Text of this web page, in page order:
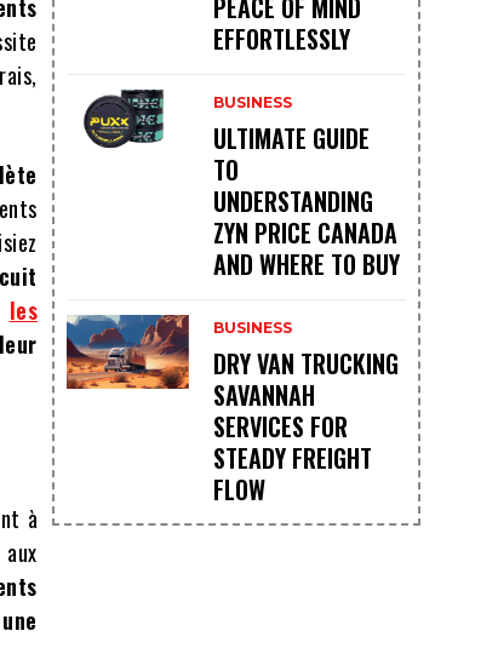
les
à
PEACE OF MIND
EFFORTLESSLY
BUSINESS
ULTIMATE GUIDE
TO
UNDERSTANDING
ZYN PRICE CANADA
AND WHERE TO BUY
BUSINESS
DRY VAN TRUCKING
SAVANNAH
SERVICES FOR
STEADY FREIGHT
FLOW